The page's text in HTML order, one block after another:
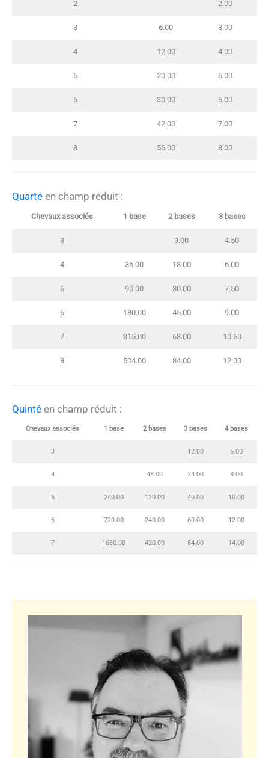
2 2.00
3 6.00 3.00
4 12.00 4.00
5 20.00 5.00
6 30.00 6.00
7 42.00 7.00
8 56.00 8.00
Quarté en champ réduit :
Chevaux associés 1 base 2 bases 3 bases
3 9.00 4.50
4 36.00 18.00 6.00
5 90.00 30.00 7.50
6 180.00 45.00 9.00
7 315.00 63.00 10.50
8 504.00 84.00 12.00
Quinté en champ réduit :
Chevaux associés 1 base 2 bases 3 bases 4 bases
3 12.00 6.00
4 48.00 24.00 8.00
5 240.00 120.00 40.00 10.00
6 720.00 240.00 60.00 12.00
7 1680.00 420.00 84.00 14.00